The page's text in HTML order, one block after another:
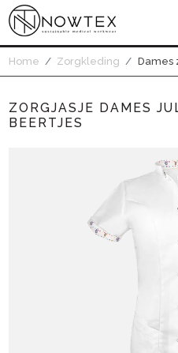
Home Zorgkleding Dames
ZORGJASJE DAMES
BEERTJES